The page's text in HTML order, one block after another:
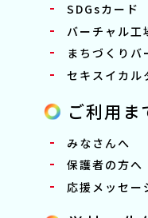
SDGsカード
バーチャル工
まちづくりバ
セキスイカル
ご利用ま
みなさんへ
保護者の方へ
応援メッセー